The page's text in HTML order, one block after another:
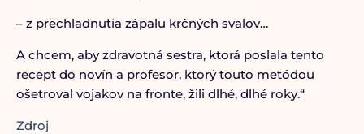
– z prechladnutia zápalu krčných svalov…
A chcem, aby zdravotná sestra, ktorá poslala tento
recept do novín a profesor, ktorý touto metódou
ošetroval vojakov na fronte, žili dlhé, dlhé roky.“
Zdroj